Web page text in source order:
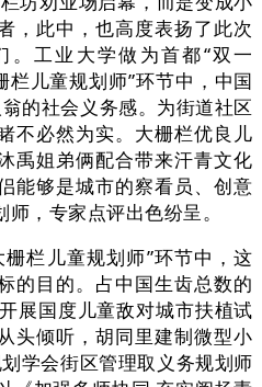
，此中，也高度表扬了此次
工业大学做为首都“双一
栏儿童规划师”环节中，中国
的社会义务感。为街道社区
不必然为实。大栅栏优良儿
禹姐弟俩配合带来汗青文化
能够是城市的察看员、创意
，专家点评出色纷呈。
栏儿童规划师”环节中，这
的目的。占中国生齿总数的
展国度儿童敌对城市扶植试
头倾听，胡同里建制微型小
学会街区管理取义务规划师